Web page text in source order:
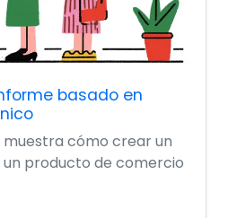
basado en
cómo crear un
producto de comercio